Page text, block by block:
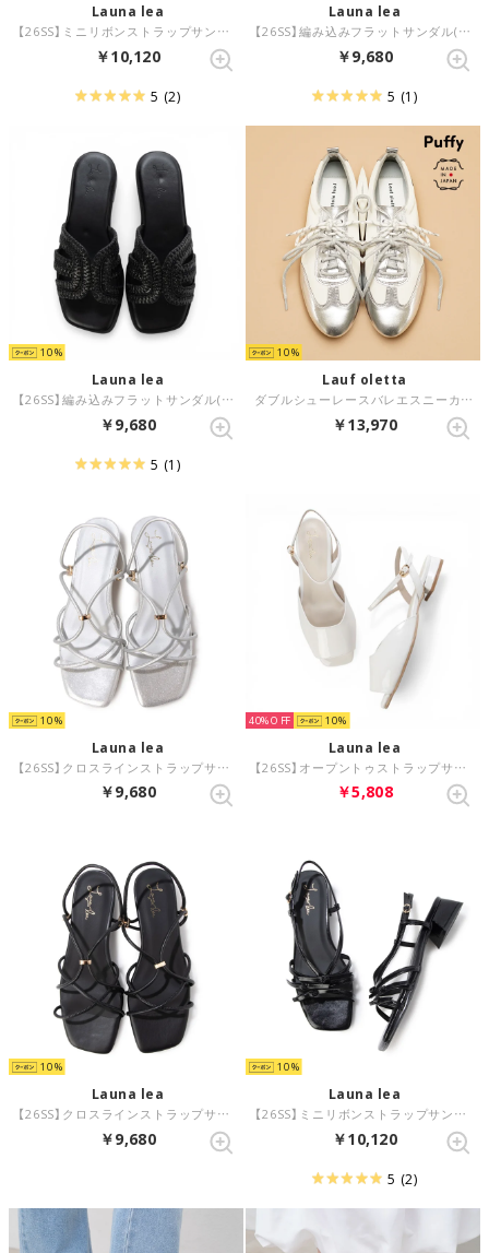
Launa lea
【26SS】ミニリボンストラップサンダル(0628) （アイボリー）
￥10,120
5 (2)
Launa lea
【26SS】編み込みフラットサンダル(0622) （ナチュラルZ）
￥9,680
5 (1)
10
Launa lea
【26SS】編み込みフラットサンダル(0622) （ブラックZ）
￥9,680
5 (1)
10
Lauf oletta
ダブルシューレースバレエスニーカー(LP147) （SILVER/C）
￥13,970
10
Launa lea
【26SS】クロスラインストラップサンダル(0626) （シルバー）
￥9,680
40% 10
Launa lea
【26SS】オープントゥストラップサンダル(0624) （アイボリーE）
￥5,808
10
Launa lea
【26SS】クロスラインストラップサンダル(0626) （ブラック）
￥9,680
10
Launa lea
【26SS】ミニリボンストラップサンダル(0628) （ブラック）
￥10,120
5 (2)